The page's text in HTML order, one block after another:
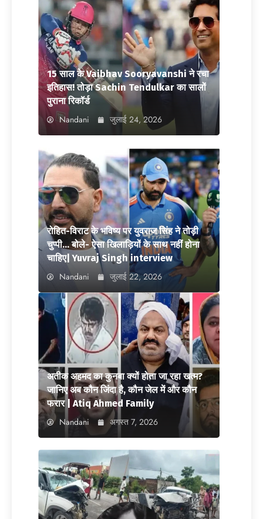
15 साल के Vaibhav Sooryavanshi ने रचा
इतिहास! तोड़ा Sachin Tendulkar का सालों
पुराना रिकॉर्ड
Nandani जुलाई 24, 2026
रोहित-विराट के भविष्य पर युवराज सिंह ने तोड़ी
चुप्पी… बोले- ऐसा खिलाड़ियों के साथ नहीं होना
चाहिए| Yuvraj Singh interview
Nandani जुलाई 22, 2026
अतीक अहमद का कुनबा क्यों होता जा रहा खत्म?
जानिए अब कौन जिंदा है, कौन जेल में और कौन
फरार | Atiq Ahmed Family
Nandani अगस्त 7, 2026